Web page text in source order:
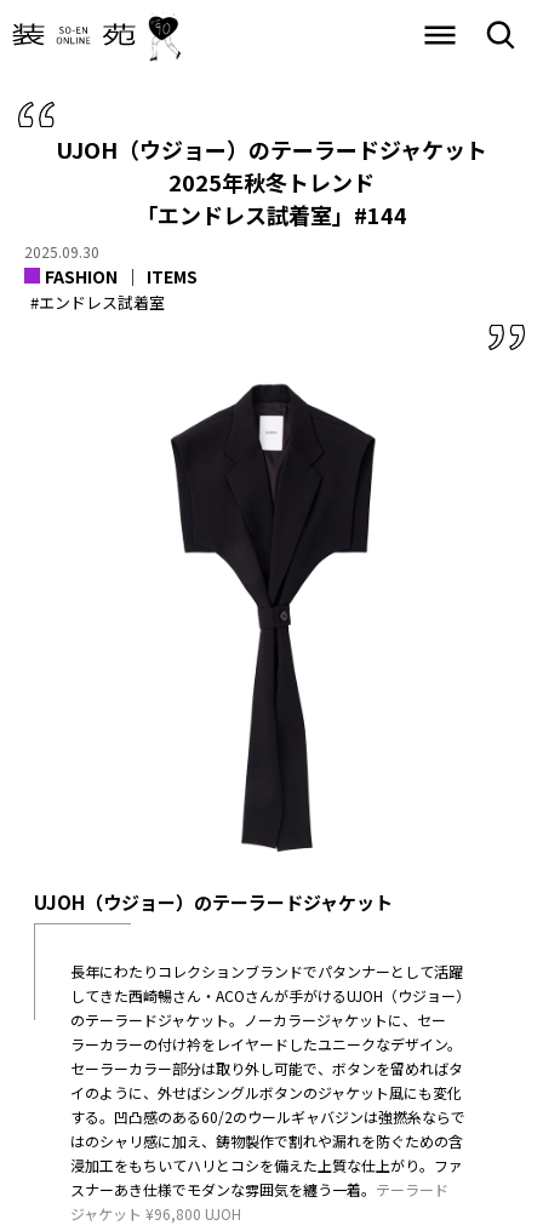
UJOH（ウジョー）のテーラードジャケット
2025年秋冬トレンド
「エンドレス試着室」#144
2025.09.30
FASHION ITEMS
#エンドレス試着室
UJOH（ウジョー）のテーラードジャケット
長年にわたりコレクションブランドでパタンナーとして活躍
してきた西崎暢さん・ACOさんが手がけるUJOH（ウジョー）
のテーラードジャケット。ノーカラージャケットに、セー
ラーカラーの付け衿をレイヤードしたユニークなデザイン。
セーラーカラー部分は取り外し可能で、ボタンを留めればタ
イのように、外せばシングルボタンのジャケット風にも変化
する。凹凸感のある60/2のウールギャバジンは強撚糸ならで
はのシャリ感に加え、鋳物製作で割れや漏れを防ぐための含
浸加工をもちいてハリとコシを備えた上質な仕上がり。ファ
スナーあき仕様でモダンな雰囲気を纏う一着。 テーラード
ジャケット ¥96,800 UJOH